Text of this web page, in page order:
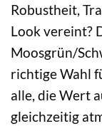
Robustheit,
Look vereint?
Moosgrün/
richtige Wahl
alle, die Wert
gleichzeitig